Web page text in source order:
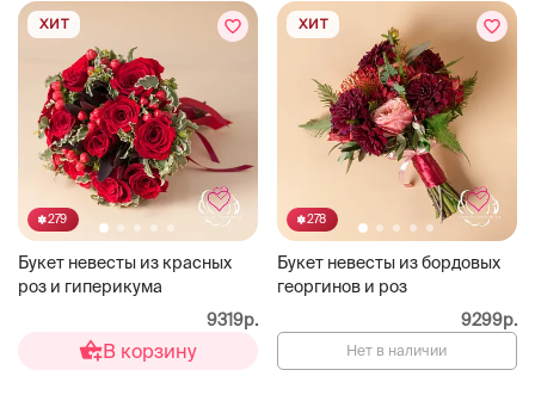
279
Букет невесты из красных
роз и гиперикума
ХИТ
9319р.
В корзину
278
Букет невесты из бордовых
георгинов и роз
ХИТ
9299р.
Нет в наличии